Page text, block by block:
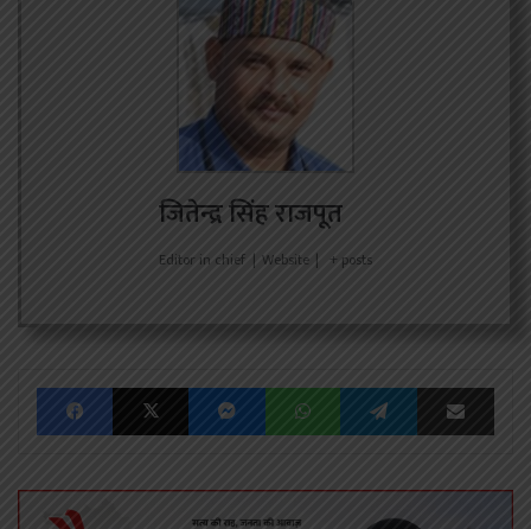
जितेन्द्र सिंह राजपूत
Editor in chief | Website | + posts
FacebookX MessengerWhatsAppTelegram Share via Email